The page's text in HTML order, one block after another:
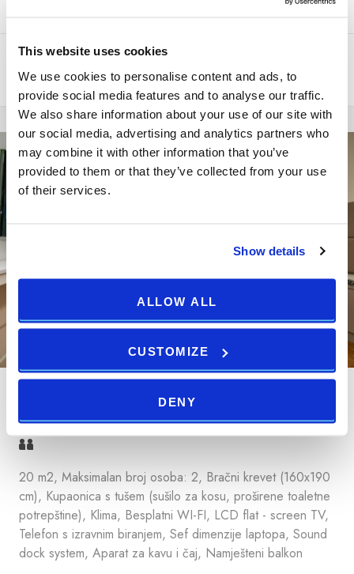
This website uses cookies
We use cookies to personalise content and ads, to
provide social media features and to analyse our traffic.
We also share information about your use of our site with
our social media, advertising and analytics partners who
may combine it with other information that you’ve
provided to them or that they’ve collected from your use
of their services.
Show details
ALLOW ALL
CUSTOMIZE
DENY
This unit is available at the property, but not for the dates you
requested.
Premium soba
20 m2, Maksimalan broj osoba: 2, Bračni krevet (160x190
cm), Kupaonica s tušem (sušilo za kosu, proširene toaletne
potrepštine), Klima, Besplatni WI-FI, LCD flat - screen TV,
Telefon s izravnim biranjem, Sef dimenzije laptopa, Sound
dock system, Aparat za kavu i čaj, Namješteni balkon